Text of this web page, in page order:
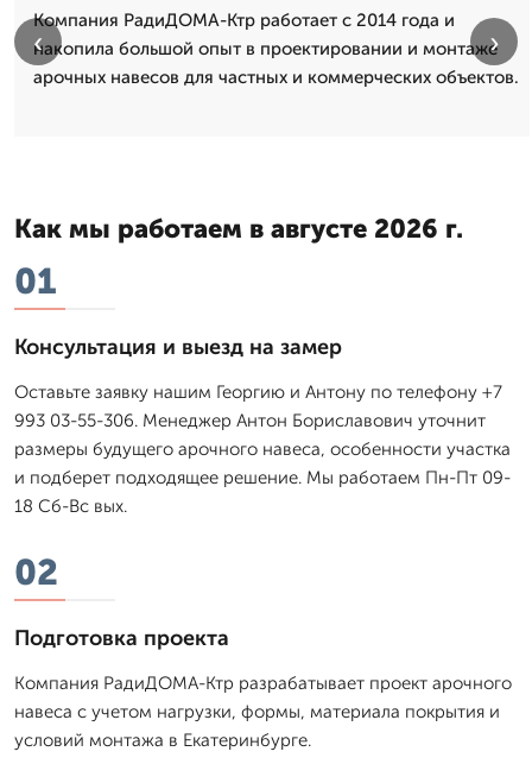
Компания РадиДОМА-Ктр работает с 2014 года и
накопила большой опыт в проектировании и монтаже
арочных навесов для частных и коммерческих объектов.
‹ ›
Как мы работаем в августе 2026 г.
01
Консультация и выезд на замер
Оставьте заявку нашим Георгию и Антону по телефону +7
993 03-55-306. Менеджер Антон Бориславович уточнит
размеры будущего арочного навеса, особенности участка
и подберет подходящее решение. Мы работаем Пн-Пт 09-
18 Сб-Вс вых.
02
Подготовка проекта
Компания РадиДОМА-Ктр разрабатывает проект арочного
навеса с учетом нагрузки, формы, материала покрытия и
условий монтажа в Екатеринбурге.